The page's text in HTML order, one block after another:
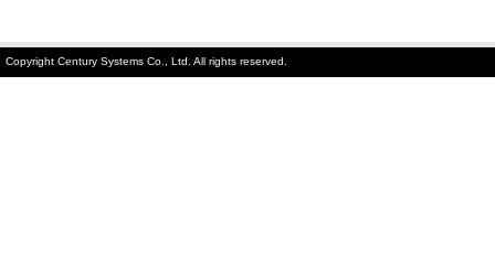
Copyright Century Systems Co., Ltd. All rights reserved.